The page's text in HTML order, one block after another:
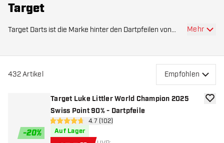
Target
Target Darts ist die Marke hinter den Dartpfeilen von
Mehr
432Artikel Empfohlen
-20%
Target Luke Littler World Champion 2025
Swiss Point 90% - Dartpfeile
Bewertungsbereich öffnen
4.7 Bewertungssterne
4.7 (102)
Auf Lager
Zur